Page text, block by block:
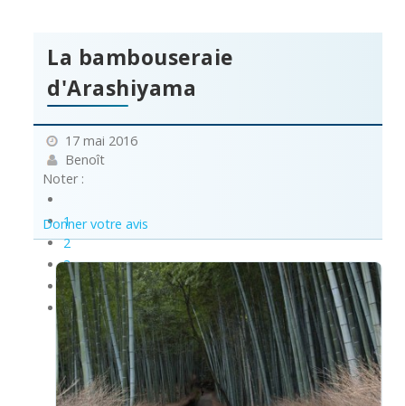
La bambouseraie
d'Arashiyama
17 mai 2016
Benoît
Noter :
1
2
3
4
5
Donner votre avis